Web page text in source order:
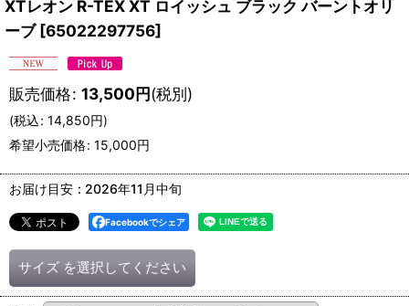
XTレオン R-TEX XT ロイッシュ ブラック バーントオリ
ーブ [65022297756]
販売価格: 13,500円(税別)
(税込: 14,850円)
希望小売価格: 15,000円
お届け目安 : 2026年11月中旬
Facebookでシェア
サイズ を選択してください